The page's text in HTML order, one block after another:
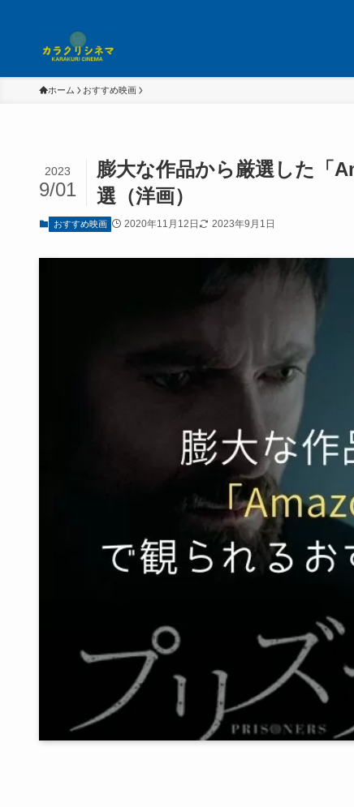
ホーム おすすめ映画
膨大な作品から厳選した「
選（洋画）
2023
9/01
おすすめ映画 2020年11月12日 2023年9月1日